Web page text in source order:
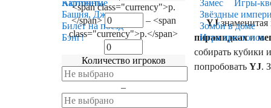
Карточные
Игры-
Активити
Башня, Дженга
Билет на поезд
Бэнг!
Замес
Звёздные
Зомби в доме
Игра престолов
<span class="currency">р.
</span>
– <span
class="currency">р.</span>
Количество игроков
–
YJзнаменитая
пирамидкахи
собирать кубики
попробовать YJ.